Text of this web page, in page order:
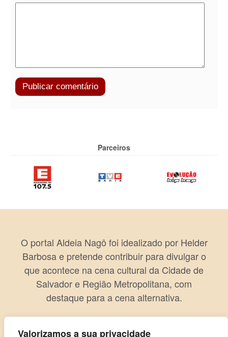
Valorizamos a sua privacidade
Parceiros
O portal Aldeia Nagô foi idealizado por Helder
Barbosa e pretende contribuir para divulgar o
que acontece na cena cultural da Cidade de
Salvador e Região Metropolitana, com
destaque para a cena alternativa.